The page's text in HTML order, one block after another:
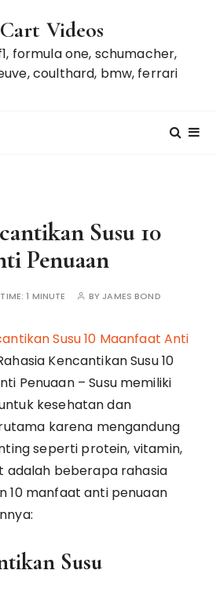
Videos
formula one, schumacher,
coulthard, bmw, ferrari
Susu 10
Penuaan
1 MINUTE BY JAMES BOND
Susu 10 Maanfaat Anti
Kencantikan Susu 10
Penuaan – Susu memiliki
kesehatan dan
karena mengandung
seperti protein, vitamin,
adalah beberapa rahasia
10 manfaat anti penuaan
Susu